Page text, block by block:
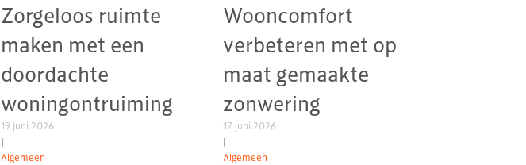
Zorgeloos ruimte
maken met een
doordachte
woningontruiming
19 juni 2026
|
Algemeen
Wooncomfort
verbeteren met op
maat gemaakte
zonwering
17 juni 2026
|
Algemeen